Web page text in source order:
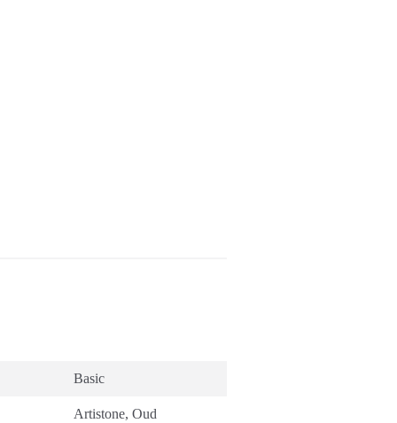
Basic
Artistone,Oud